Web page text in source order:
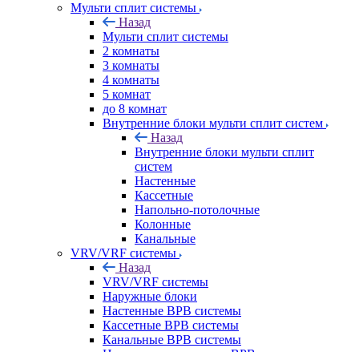
Мульти сплит системы
Назад
Мульти сплит системы
2 комнаты
3 комнаты
4 комнаты
5 комнат
до 8 комнат
Внутренние блоки мульти сплит систем
Назад
Внутренние блоки мульти сплит
систем
Настенные
Кассетные
Напольно-потолочные
Колонные
Канальные
VRV/VRF системы
Назад
VRV/VRF системы
Наружные блоки
Настенные ВРВ системы
Кассетные ВРВ системы
Канальные ВРВ системы